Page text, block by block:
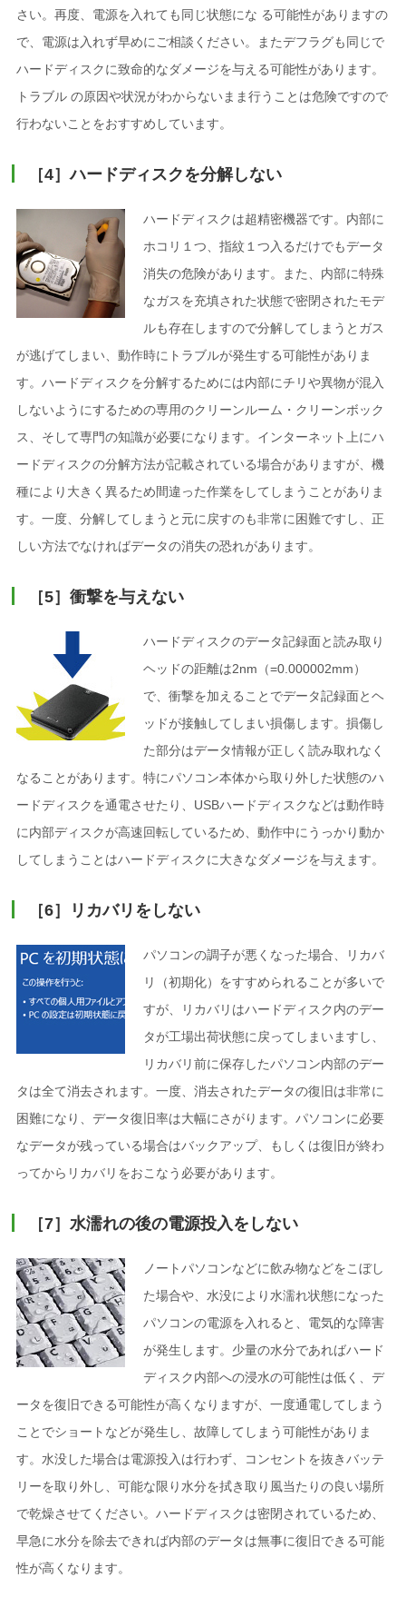
さい。再度、電源を入れても同じ状態にな る可能性がありますの
で、電源は入れず早めにご相談ください。またデフラグも同じで
ハードディスクに致命的なダメージを与える可能性があります。
トラブル の原因や状況がわからないまま行うことは危険ですので
行わないことをおすすめしています。
［4］ハードディスクを分解しない
ハードディスクは超精密機器です。内部に
ホコリ１つ、指紋１つ入るだけでもデータ
消失の危険があります。また、内部に特殊
なガスを充填された状態で密閉されたモデ
ルも存在しますので分解してしまうとガス
が逃げてしまい、動作時にトラブルが発生する可能性がありま
す。ハードディスクを分解するためには内部にチリや異物が混入
しないようにするための専用のクリーンルーム・クリーンボック
ス、そして専門の知識が必要になります。インターネット上にハ
ードディスクの分解方法が記載されている場合がありますが、機
種により大きく異るため間違った作業をしてしまうことがありま
す。一度、分解してしまうと元に戻すのも非常に困難ですし、正
しい方法でなければデータの消失の恐れがあります。
［5］衝撃を与えない
ハードディスクのデータ記録面と読み取り
ヘッドの距離は2nm（=0.000002mm）
で、衝撃を加えることでデータ記録面とヘ
ッドが接触してしまい損傷します。損傷し
た部分はデータ情報が正しく読み取れなく
なることがあります。特にパソコン本体から取り外した状態のハ
ードディスクを通電させたり、USBハードディスクなどは動作時
に内部ディスクが高速回転しているため、動作中にうっかり動か
してしまうことはハードディスクに大きなダメージを与えます。
［6］リカバリをしない
パソコンの調子が悪くなった場合、リカバ
リ（初期化）をすすめられることが多いで
すが、リカバリはハードディスク内のデー
タが工場出荷状態に戻ってしまいますし、
リカバリ前に保存したパソコン内部のデー
タは全て消去されます。一度、消去されたデータの復旧は非常に
困難になり、データ復旧率は大幅にさがります。パソコンに必要
なデータが残っている場合はバックアップ、もしくは復旧が終わ
ってからリカバリをおこなう必要があります。
［7］水濡れの後の電源投入をしない
ノートパソコンなどに飲み物などをこぼし
た場合や、水没により水濡れ状態になった
パソコンの電源を入れると、電気的な障害
が発生します。少量の水分であればハード
ディスク内部への浸水の可能性は低く、デ
ータを復旧できる可能性が高くなりますが、一度通電してしまう
ことでショートなどが発生し、故障してしまう可能性がありま
す。水没した場合は電源投入は行わず、コンセントを抜きバッテ
リーを取り外し、可能な限り水分を拭き取り風当たりの良い場所
で乾燥させてください。ハードディスクは密閉されているため、
早急に水分を除去できれば内部のデータは無事に復旧できる可能
性が高くなります。